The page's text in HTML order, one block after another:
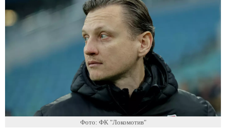
Фото: ФК "Локомотив"